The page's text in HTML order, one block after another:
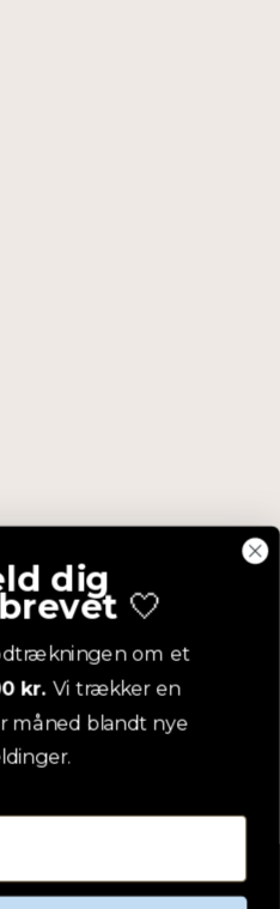
dig
🤍
om et
kr. Vi trækker en
måned blandt nye